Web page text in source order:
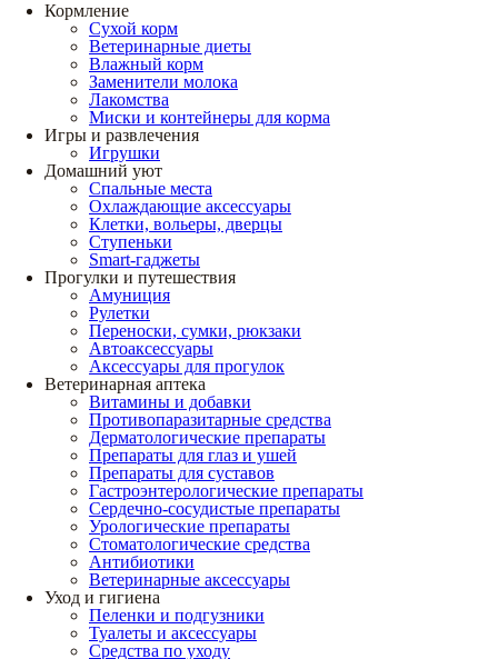
Кормление
Сухой корм
Ветеринарные диеты
Влажный корм
Заменители молока
Лакомства
Миски и контейнеры для корма
Игры и развлечения
Игрушки
Домашний уют
Спальные места
Охлаждающие аксессуары
Клетки, вольеры, дверцы
Ступеньки
Smart-гаджеты
Прогулки и путешествия
Амуниция
Рулетки
Переноски, сумки, рюкзаки
Автоаксессуары
Аксессуары для прогулок
Ветеринарная аптека
Витамины и добавки
Противопаразитарные средства
Дерматологические препараты
Препараты для глаз и ушей
Препараты для суставов
Гастроэнтерологические препараты
Сердечно-сосудистые препараты
Урологические препараты
Стоматологические средства
Антибиотики
Ветеринарные аксессуары
Уход и гигиена
Пеленки и подгузники
Туалеты и аксессуары
Средства по уходу